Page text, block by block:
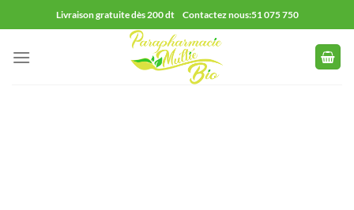
au
contenu
Livraison gratuite dès 200 dt Contactez nous:51 075 750